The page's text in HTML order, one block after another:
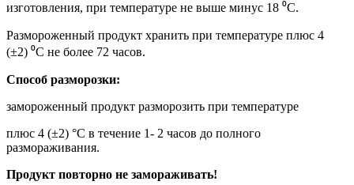
изготовления, при температуре не выше минус 18 ⁰С.
Размороженный продукт хранить при температуре плюс 4
(±2) ⁰С не более 72 часов.
Способ разморозки:
замороженный продукт разморозить при температуре
плюс 4 (±2) °С в течение 1- 2 часов до полного
размораживания.
Продукт повторно не замораживать!